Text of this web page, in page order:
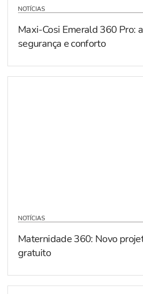
NOTÍCIAS
Maxi-Cosi Emerald 360 Pro:
segurança e conforto
NOTÍCIAS
Maternidade 360: Novo
gratuito